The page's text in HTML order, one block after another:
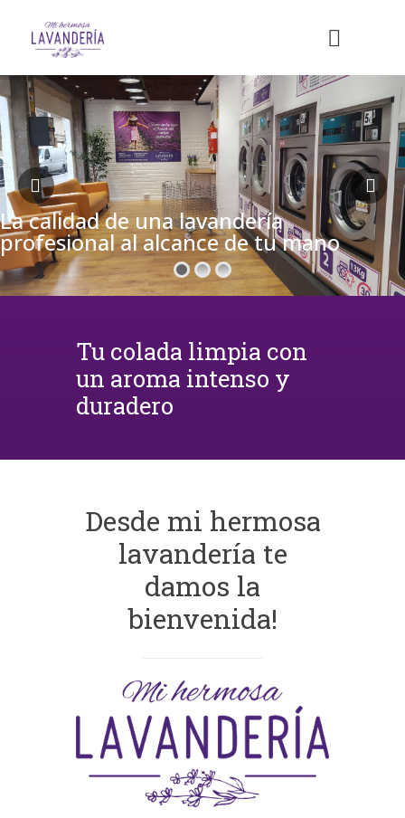
La calidad de una lavandería
profesional al alcance de tu mano
Tu colada limpia con
un aroma intenso y
duradero
Desde mi hermosa
lavandería te
damos la
bienvenida!